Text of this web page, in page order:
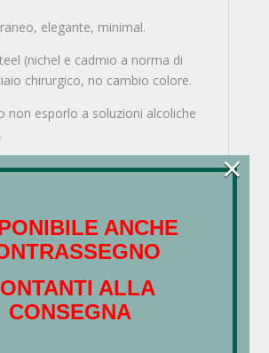
elegante, minimal.
(nichel e cadmio a norma di
chirurgico, no cambio colore.
non esporlo a soluzioni alcoliche
correlati
Turchese Mono
ANCHE
ALLA
CONSEGNA
×